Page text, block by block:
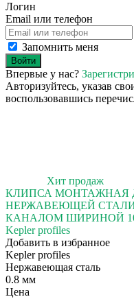
Логин
Email или телефон
Запомнить меня
Войти
Впервые у нас?
Авторизуйтесь, указав
воспользовавшись
Хит продаж
КЛИПСА МОНТАЖНАЯ
НЕРЖАВЕЮЩЕЙ
КАНАЛОМ ШИРИНОЙ 100
Kepler profiles
Добавить в избранное
Kepler profiles
Нержавеющая сталь
0.8 мм
Цена